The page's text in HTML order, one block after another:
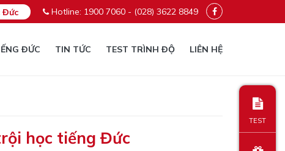
Đức Hotline: 1900 7060 - (028) 3622 8849
ĐỨC TIN TỨC TEST TRÌNH ĐỘ LIÊN HỆ
học tiếng Đức
TEST